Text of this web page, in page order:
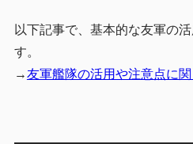
以下記事で、基本的な友軍の
す。
→友軍艦隊の活用や注意点に関